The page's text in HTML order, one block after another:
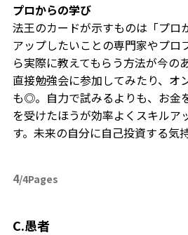
プロからの学び
法王のカードが示すものは「プロ
アップしたいことの専門家やプロ
ら実際に教えてもらう方法が今の
直接勉強会に参加してみたり、オ
も◎。自力で試みるよりも、お金
を受けたほうが効率よくスキルア
す。未来の自分に自己投資する気
4/4Pages
C.愚者